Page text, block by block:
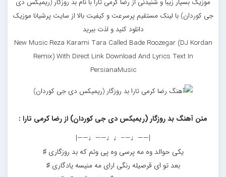
موزیک بسیار زیبا و شنیدنی از رضا کرمی تارا با نام بد روزگار (ریمیکس دی
جی کوردان) با لینک مستقیم پرسرعت و کیفیت بالا از سایت پرشیانا موزیک
دانلود کنید و لذت ببرید
New Music Reza Karami Tara Called Bade Roozegar (DJ Kordan
Remix) With Direct Link Download And Lyrics Text In
PersianaMusic
متن آهنگ بد روزگار (ریمیکس دی جی کوردان) از رضا کرمی تارا :
|——♩—–♩♩——♩——|
یکی حوالد وه مه پرسی وه پی وتم که بد روزگاری ♯
بعد تو ای قرصیله رنگی ارای مه منیسه یادگاری ♯